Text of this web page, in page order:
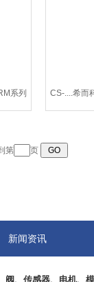
系列 CS-....希而
第 页
新闻资讯
阀、传感器、电机、